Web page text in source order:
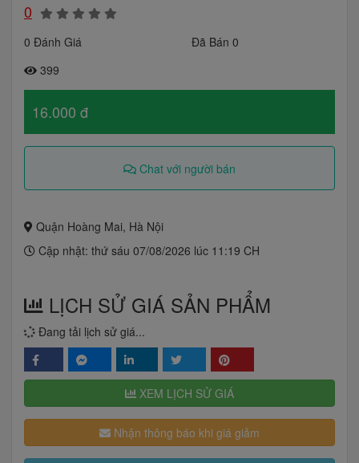
0
0 Đánh Giá
Đã Bán 0
399
16.000 đ
Chat với người bán
Quận Hoàng Mai, Hà Nội
Cập nhật: thứ sáu 07/08/2026 lúc 11:19 CH
LỊCH SỬ GIÁ SẢN PHẨM
Đang tải lịch sử giá...
XEM LỊCH SỬ GIÁ
Nhận thông báo khi giá giảm